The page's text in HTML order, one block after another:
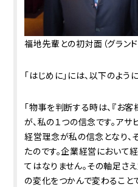
福地先輩との初対面（グランド
「はじめに」には、以下のよう
「物事を判断する時は、『お
が、私の１つの信念です。ア
経営理念が私の信念となり、
たのです。企業経営において
てはなりません。その軸足さ
の変化をつかんで変わること